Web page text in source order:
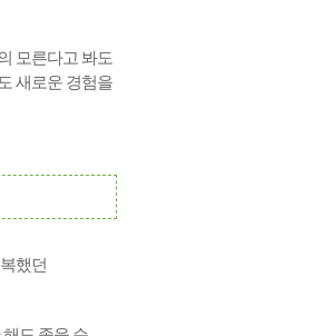
모른다고 봐도
새로운 경험을
했던